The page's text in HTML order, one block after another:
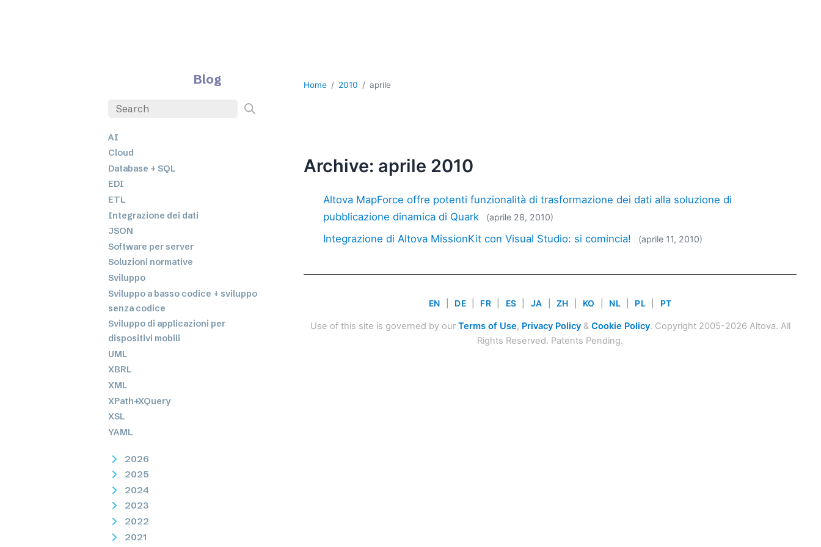
Blog
AI
Cloud
Database + SQL
EDI
ETL
Integrazione dei dati
JSON
Software per server
Soluzioni normative
Sviluppo
Sviluppo a basso codice + sviluppo
senza codice
Sviluppo di applicazioni per
dispositivi mobili
UML
XBRL
XML
XPath+XQuery
XSL
YAML
2026
2025
2024
2023
2022
2021
Home 2010 aprile
Archive: aprile 2010
Altova MapForce offre potenti funzionalità di trasformazione dei dati alla soluzione di
pubblicazione dinamica di Quark
(aprile 28, 2010)
Integrazione di Altova MissionKit con Visual Studio: si comincia! (aprile 11, 2010)
EN DE FR ES JA ZH KO NL PL PT
Use of this site is governed by our Terms of Use, Privacy Policy& Cookie Policy. Copyright 2005-2026 Altova. All
Rights Reserved. Patents Pending.